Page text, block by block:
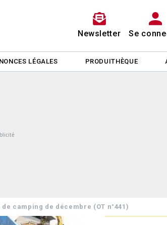
Newsletter Se
LÉGALES PRODUITHÈQUE
camping de décembre (OT n°441)